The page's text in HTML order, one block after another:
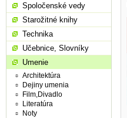
Spoločenské vedy
Starožitné knihy
Technika
Učebnice, Slovníky
Umenie
Architektúra
Dejiny umenia
Film,Divadlo
Literatúra
Noty